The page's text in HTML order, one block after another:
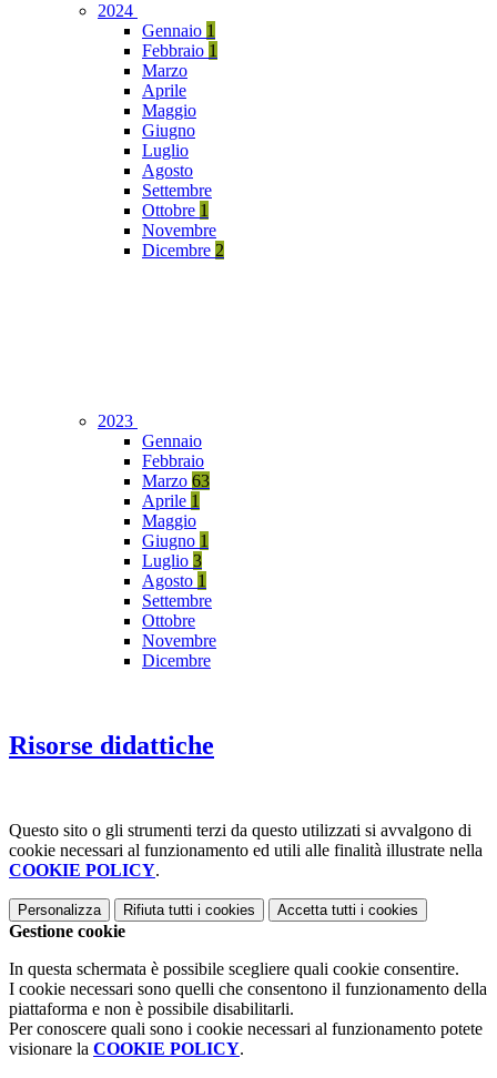
2024
Gennaio 1
Febbraio 1
Marzo
Aprile
Maggio
Giugno
Luglio
Agosto
Settembre
Ottobre 1
Novembre
Dicembre 2
2023
Gennaio
Febbraio
Marzo 63
Aprile 1
Maggio
Giugno 1
Luglio 3
Agosto 1
Settembre
Ottobre
Novembre
Dicembre
Risorse didattiche
Questo sito o gli strumenti terzi da questo utilizzati si avvalgono di
cookie necessari al funzionamento ed utili alle finalità illustrate nella
COOKIE POLICY.
Personalizza Rifiuta tutti i cookies Accetta tutti i cookies
Gestione cookie
In questa schermata è possibile scegliere quali cookie consentire.
I cookie necessari sono quelli che consentono il funzionamento della
piattaforma e non è possibile disabilitarli.
Per conoscere quali sono i cookie necessari al funzionamento potete
visionare la COOKIE POLICY.